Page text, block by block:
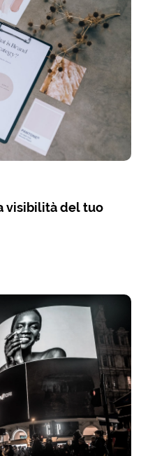
visibilità del tuo